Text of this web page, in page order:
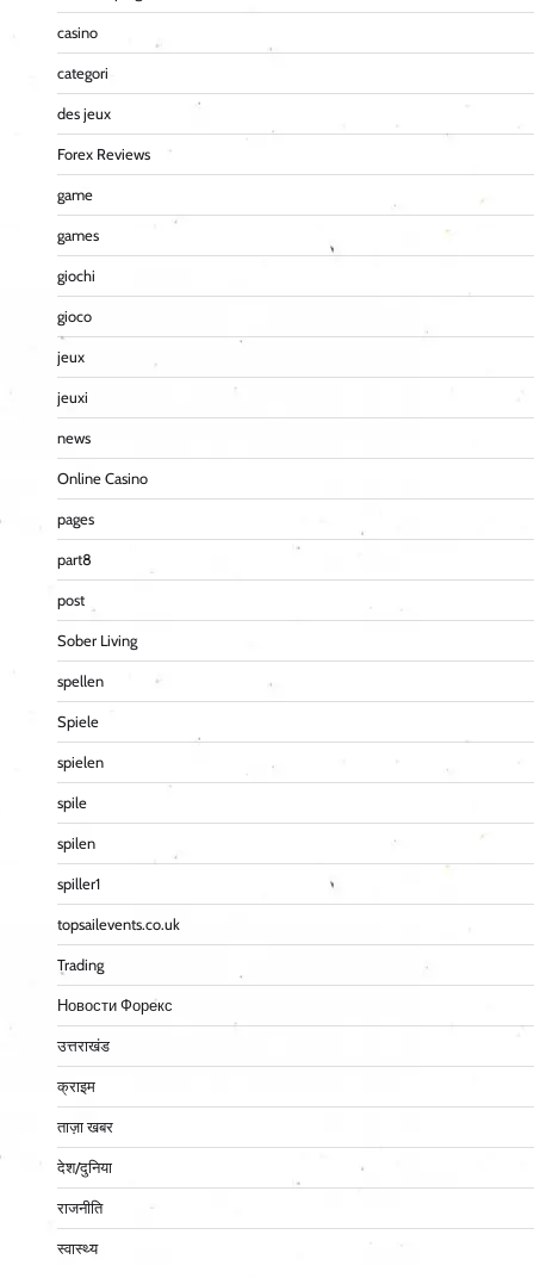
casino
categori
des jeux
Forex Reviews
game
games
giochi
gioco
jeux
jeuxi
news
Online Casino
pages
part8
post
Sober Living
spellen
Spiele
spielen
spile
spilen
spiller1
topsailevents.co.uk
Trading
Новости Форекс
उत्तराखंड
क्राइम
ताज़ा खबर
देश/दुनिया
राजनीति
स्वास्थ्य